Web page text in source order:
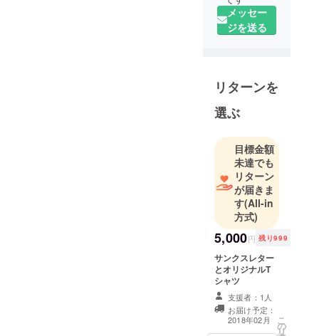
メッセー
ジを送る
リターンを
選ぶ
目標金額
未達でも
リターン
が届きま
す(All-in
方式)
5,000円 残り999
サンクスレター
とオリジナルT
シャツ
支援者：1人
お届け予定：
2018年02月
こ
の
リ